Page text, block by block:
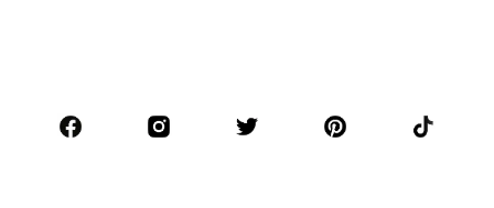
Doplňky
Premium